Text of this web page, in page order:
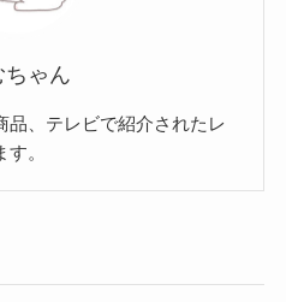
ちゃん
品、テレビで紹介されたレ
。